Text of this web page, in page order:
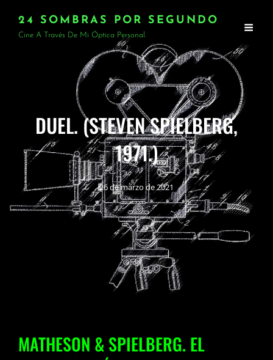
24 SOMBRAS POR SEGUNDO
Cine A Través De Mi Óptica Personal.
DUEL. (STEVEN SPIELBERG,
1971.)
26 de marzo de 2021
MATHESON & SPIELBERG. EL